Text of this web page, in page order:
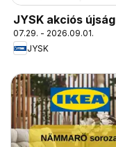
JYSK akciós újság
07.29. - 2026.09.01.
JYSK